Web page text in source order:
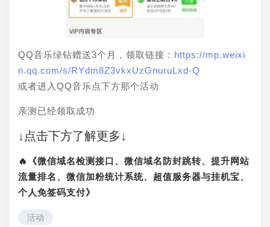
QQ音乐绿钻赠送3个月，领取链接： https://mp.weixi
n.qq.com/s/RYdm8Z3vkxUzGnuruLxd-Q
或者进入QQ音乐点下方那个活动
亲测已经领取成功
↓点击下方了解更多↓
🔥《微信域名检测接口、微信域名防封跳转、提升网站
流量排名、微信加粉统计系统、超值服务器与挂机宝、
个人免签码支付》
活动